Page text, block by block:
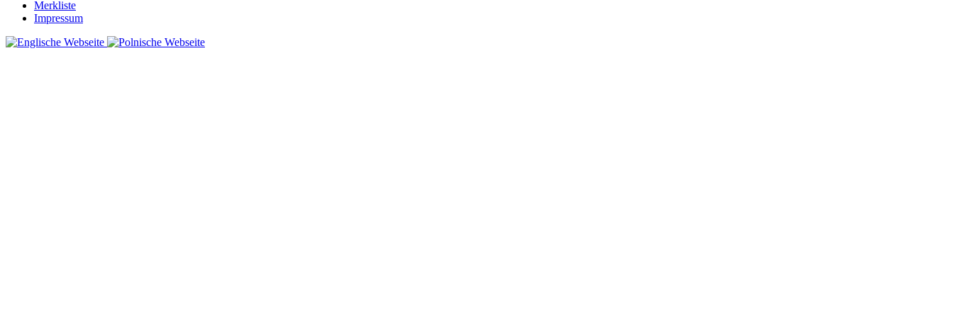
Merkliste
Impressum